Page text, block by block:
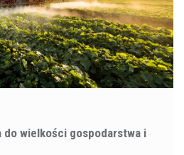
do wielkości gospodarstwa i